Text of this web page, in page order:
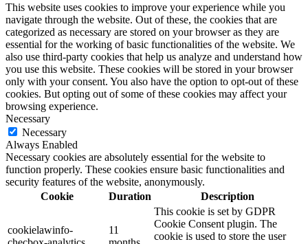
This website uses cookies to improve your experience while you
navigate through the website. Out of these, the cookies that are
categorized as necessary are stored on your browser as they are
essential for the working of basic functionalities of the website. We
also use third-party cookies that help us analyze and understand how
you use this website. These cookies will be stored in your browser
only with your consent. You also have the option to opt-out of these
cookies. But opting out of some of these cookies may affect your
browsing experience.
Necessary
Necessary
Always Enabled
Necessary cookies are absolutely essential for the website to
function properly. These cookies ensure basic functionalities and
security features of the website, anonymously.
Cookie
Duration Description
cookielawinfo-
11
This cookie is set by GDPR
Cookie Consent plugin. The
cookie is used to store the user